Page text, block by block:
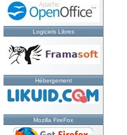
Logiciels Libres
Hébergement
Mozilla FireFox